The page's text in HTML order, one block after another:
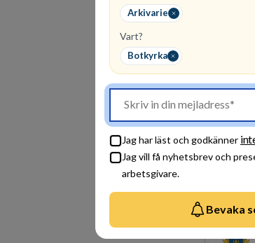
Arkivarie
Vart?
Botkyrka
Jag har läst och godkänner
Jag vill få nyhetsbrev och
arbetsgivare.
Bevaka
utifrån